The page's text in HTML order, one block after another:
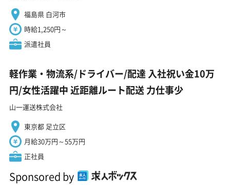
福島県 白河市
時給1,250円～
派遣社員
軽作業・物流系/ドライバー/配達 入社祝い金10万
円/女性活躍中 近距離ルート配送 力仕事少
山一運送株式会社
東京都 足立区
月給30万円～55万円
正社員
Sponsored by